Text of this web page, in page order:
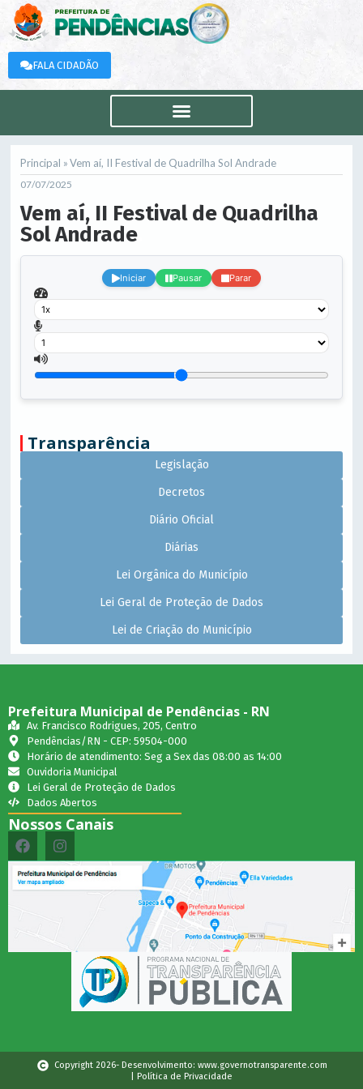
FALA CIDADÃO
Principal » Vem aí, II Festival de Quadrilha Sol Andrade
07/07/2025
Vem aí, II Festival de Quadrilha
Sol Andrade
Iniciar Pausar Parar
Transparência
Legislação
Decretos
Diário Oficial
Diárias
Lei Orgânica do Município
Lei Geral de Proteção de Dados
Lei de Criação do Município
Prefeitura Municipal de Pendências - RN
Av. Francisco Rodrigues, 205, Centro
Pendências/RN - CEP: 59504-000
Horário de atendimento: Seg a Sex das 08:00 as 14:00
Ouvidoria Municipal
Lei Geral de Proteção de Dados
Dados Abertos
Nossos Canais
Copyright 2026- Desenvolvimento: www.governotransparente.com
| Política de Privacidade